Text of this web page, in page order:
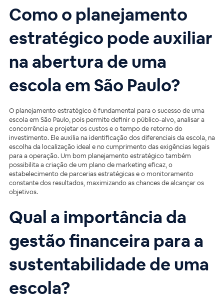
Como o planejamento
estratégico pode auxiliar
na abertura de uma
escola em São Paulo?
O planejamento estratégico é fundamental para o sucesso de uma
escola em São Paulo, pois permite definir o público-alvo, analisar a
concorrência e projetar os custos e o tempo de retorno do
investimento. Ele auxilia na identificação dos diferenciais da escola, na
escolha da localização ideal e no cumprimento das exigências legais
para a operação. Um bom planejamento estratégico também
possibilita a criação de um plano de marketing eficaz, o
estabelecimento de parcerias estratégicas e o monitoramento
constante dos resultados, maximizando as chances de alcançar os
objetivos.
Qual a importância da
gestão financeira para a
sustentabilidade de uma
escola?